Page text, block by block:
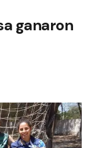
ganaron